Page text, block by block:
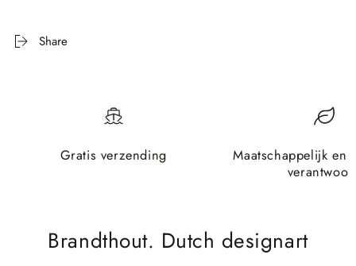
Share
Gratis verzending
Maatschappelijk en
Brandthout. Dutch designart